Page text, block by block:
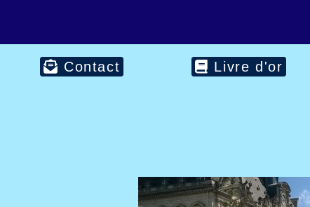
Contact Livre d'or